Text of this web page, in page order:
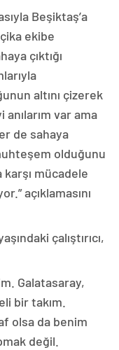
Beşiktaş’a
ekibe
çıktığı
altını çizerek
anılarım var ama
de sahaya
olduğunu
karşı mücadele
açıklamasını
çalıştırıcı,
Galatasaray,
bir takım.
olsa da benim
değil.